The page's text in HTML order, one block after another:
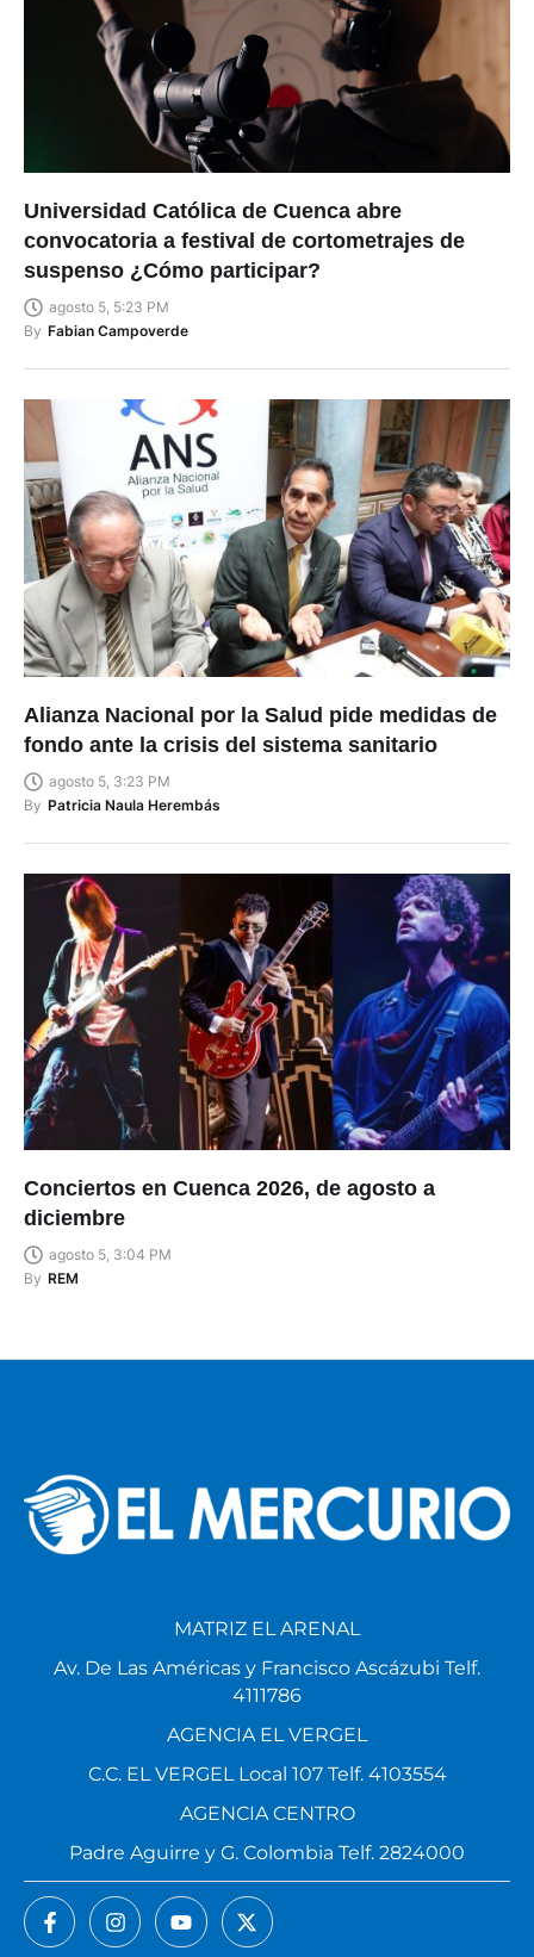
Universidad Católica de Cuenca abre
convocatoria a festival de cortometrajes de
suspenso ¿Cómo participar?
agosto 5, 5:23 PM
By Fabian Campoverde
Alianza Nacional por la Salud pide medidas de
fondo ante la crisis del sistema sanitario
agosto 5, 3:23 PM
By Patricia Naula Herembás
Conciertos en Cuenca 2026, de agosto a
diciembre
agosto 5, 3:04 PM
By REM
MATRIZ EL ARENAL
Av. De Las Américas y Francisco Ascázubi Telf.
4111786
AGENCIA EL VERGEL
C.C. EL VERGEL Local 107 Telf. 4103554
AGENCIA CENTRO
Padre Aguirre y G. Colombia Telf. 2824000